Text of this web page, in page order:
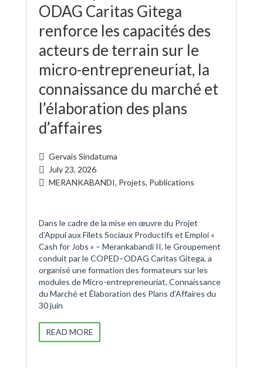
ODAG Caritas Gitega
renforce les capacités des
acteurs de terrain sur le
micro-entrepreneuriat, la
connaissance du marché et
l’élaboration des plans
d’affaires
Gervais Sindatuma
July 23, 2026
MERANKABANDI, Projets, Publications
Dans le cadre de la mise en œuvre du Projet
d’Appui aux Filets Sociaux Productifs et Emploi «
Cash for Jobs » – Merankabandi II, le Groupement
conduit par le COPED–ODAG Caritas Gitega, a
organisé une formation des formateurs sur les
modules de Micro-entrepreneuriat, Connaissance
du Marché et Élaboration des Plans d’Affaires du
30 juin
READ MORE